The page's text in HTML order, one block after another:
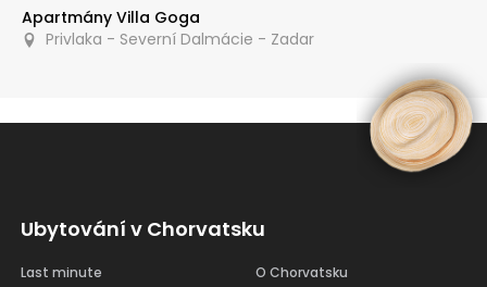
Apartmány Villa Goga
Privlaka - Severní Dalmácie - Zadar
Ubytování v Chorvatsku
Last minute
O Chorvatsku